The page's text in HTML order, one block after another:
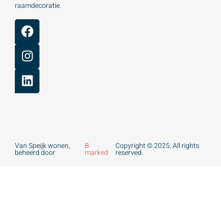
raamdecoratie.
Van Speijk wonen,
beheerd door
B
marked
Copyright © 2025. All rights
reserved.